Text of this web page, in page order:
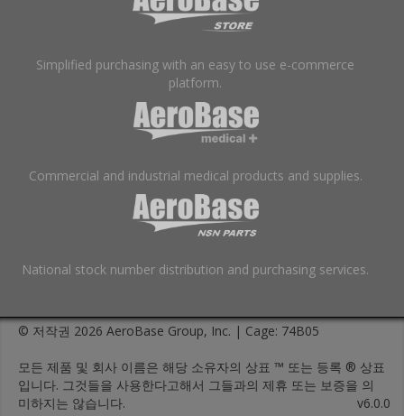
Simplified purchasing with an easy to use e-commerce
platform.
Commercial and industrial medical products and supplies.
National stock number distribution and purchasing services.
© 저작권 2026 AeroBase Group, Inc. | Cage: 74B05
모든 제품 및 회사 이름은 해당 소유자의 상표 ™ 또는 등록 ® 상표
입니다. 그것들을 사용한다고해서 그들과의 제휴 또는 보증을 의
미하지는 않습니다.
v6.0.0